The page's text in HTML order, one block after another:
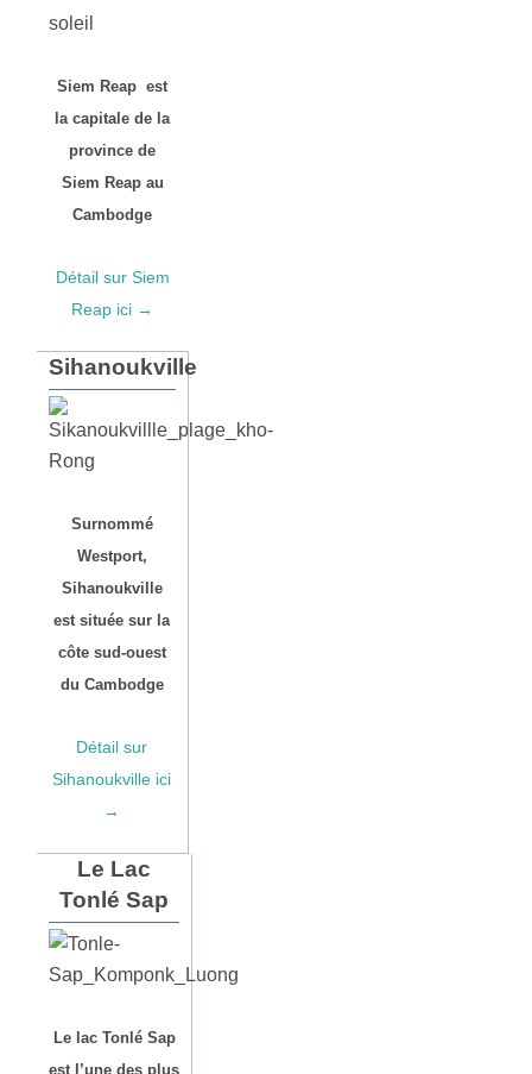
Siem Reap est
la capitale de la
province de
Siem Reap au
Cambodge
Détail sur Siem
Reap ici →
Sihanoukville
Surnommé
Westport,
Sihanoukville
est située sur la
côte sud-ouest
du Cambodge
Détail sur
Sihanoukville ici
→
Le Lac
Tonlé Sap
Le lac Tonlé Sap
est l’une des plus